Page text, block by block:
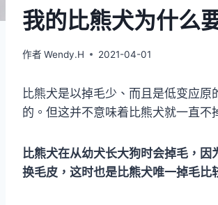
我的比熊犬为什么
作者 Wendy.H 2021-04-01
比熊犬是以掉毛少、而且是低变应原
的。但这并不意味着比熊犬就一直不
比熊犬在从幼犬长大狗时会掉毛，因
换毛皮，这时也是比熊犬唯一掉毛比